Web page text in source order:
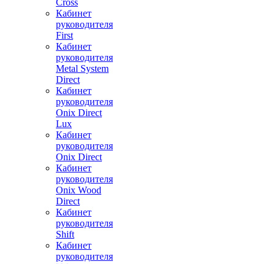
Cross
Кабинет
руководителя
First
Кабинет
руководителя
Metal System
Direct
Кабинет
руководителя
Onix Direct
Lux
Кабинет
руководителя
Onix Direct
Кабинет
руководителя
Onix Wood
Direct
Кабинет
руководителя
Shift
Кабинет
руководителя